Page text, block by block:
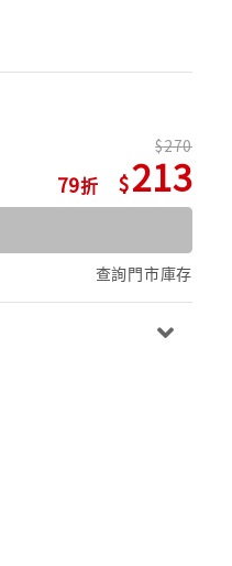
79
270
213
查詢門市庫存